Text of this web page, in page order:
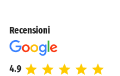
Recensioni
4.9